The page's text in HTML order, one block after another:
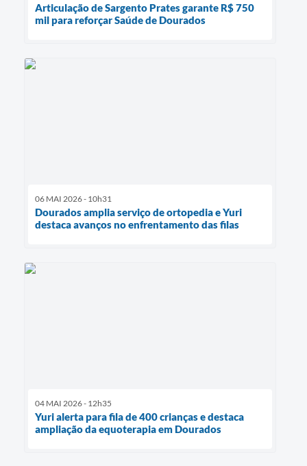
Articulação de Sargento Prates garante R$ 750
mil para reforçar Saúde de Dourados
06 MAI 2026 - 10h31
Dourados amplia serviço de ortopedia e Yuri
destaca avanços no enfrentamento das filas
04 MAI 2026 - 12h35
Yuri alerta para fila de 400 crianças e destaca
ampliação da equoterapia em Dourados